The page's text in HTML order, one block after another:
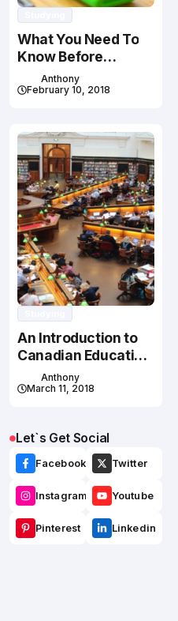
What You Need To
Know Before
Studying In Canada
Anthony
February 10, 2018
An Introduction to
Canadian Education
System
Anthony
March 11, 2018
Let`s Get Social
Facebook Twitter
Instagram Youtube
Pinterest Linkedin